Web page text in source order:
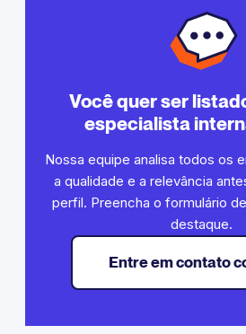
Você quer ser
especialista
Nossa equipe analisa todos os
a qualidade e a relevância
perfil. Preencha o formulário
destaque.
Entre em contato